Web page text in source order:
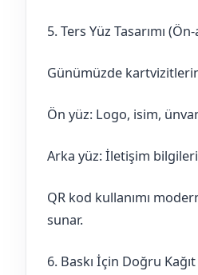
5. Ters Yüz Tasarımı
Günümüzde
Ön yüz: Logo, isim,
Arka yüz: İletişim
QR kod kullanımı
sunar.
6. Baskı İçin Doğru